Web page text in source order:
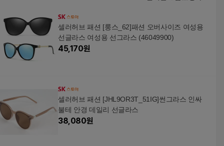
셀러허브 패션 [룽스_62]패션 오버사이즈 여성용
선글라스 여성용 선그라스 (46049900)
45,170원
셀러허브 패션 [JHL9OR3T_51IG]썬그라스 인싸
불테 안경 데일리 선글라스
38,080원